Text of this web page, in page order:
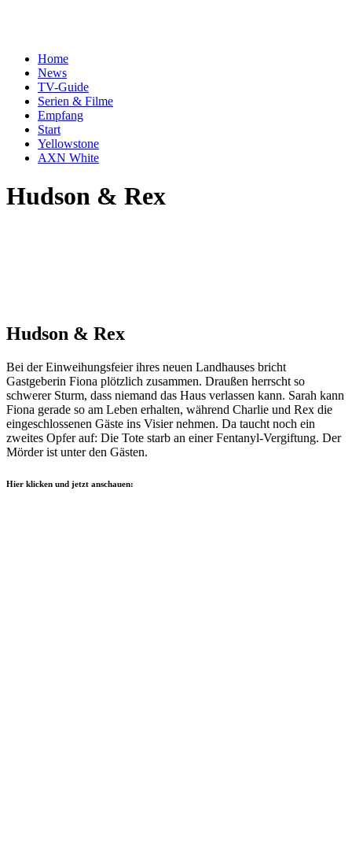
Home
News
TV-Guide
Serien & Filme
Empfang
Start
Yellowstone
AXN White
Hudson & Rex
Hudson & Rex
Bei der Einweihungsfeier ihres neuen Landhauses bricht
Gastgeberin Fiona plötzlich zusammen. Draußen herrscht so
schwerer Sturm, dass niemand das Haus verlassen kann. Sarah kann
Fiona gerade so am Leben erhalten, während Charlie und Rex die
eingeschlossenen Gäste ins Visier nehmen. Da taucht noch ein
zweites Opfer auf: Die Tote starb an einer Fentanyl-Vergiftung. Der
Mörder ist unter den Gästen.
Hier klicken und jetzt anschauen: